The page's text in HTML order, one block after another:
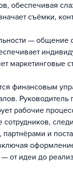
обеспечивая
съёмки,
— общение
маркетинговые
финансовым
Руководитель
рабочие
сотрудников,
и
— от идеи до